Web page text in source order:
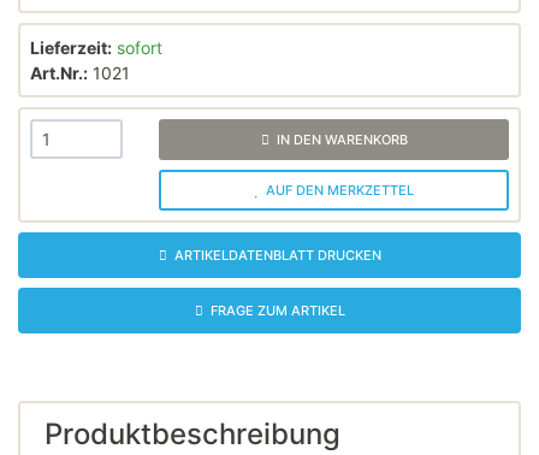
Lieferzeit: sofort
Art.Nr.: 1021
IN DEN WARENKORB
AUF DEN MERKZETTEL
ARTIKELDATENBLATT DRUCKEN
FRAGE ZUM ARTIKEL
Produktbeschreibung